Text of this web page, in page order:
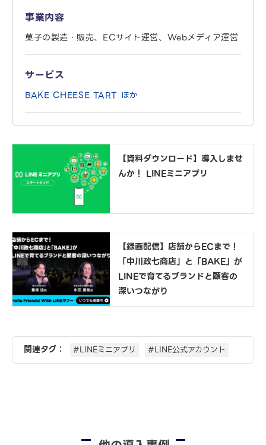
事業内容
菓子の製造・販売、ECサイト運営、Webメディア運営
サービス
BAKE CHEESE TART ほか
【資料ダウンロード】導入しませ
んか！ LINEミニアプリ
【録画配信】店舗からECまで！
「中川政七商店」と「BAKE」が
LINEで育てるブランドと顧客の
深いつながり
関連タグ： #LINEミニアプリ #LINE公式アカウント